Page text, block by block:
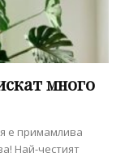
много
е примамлива
Най-честият